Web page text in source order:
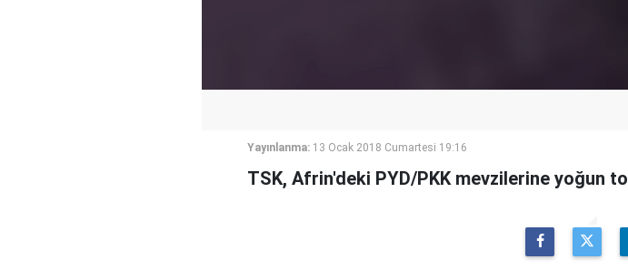
Yayınlanma: 13 Ocak 2018 Cumartesi 19:16
TSK, Afrin'deki PYD/PKK mevzilerine yoğun